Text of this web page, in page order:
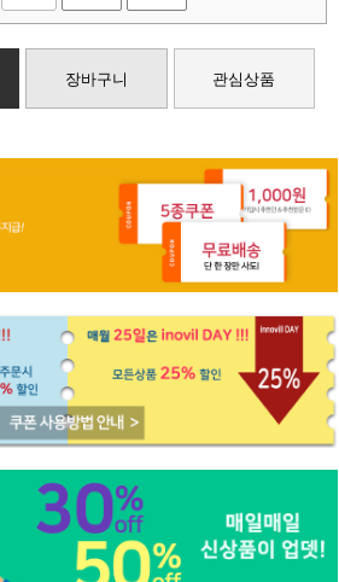
장바구니 관심상품